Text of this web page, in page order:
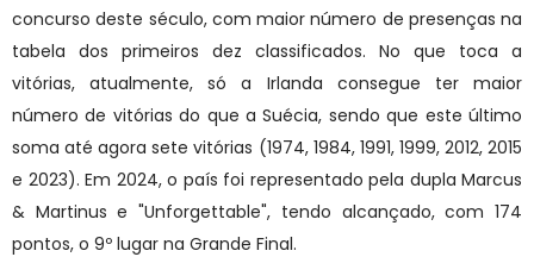
concurso deste século, com maior número de presenças na
tabela dos primeiros dez classificados. No que toca a
vitórias, atualmente, só a Irlanda consegue ter maior
número de vitórias do que a Suécia, sendo que este último
soma até agora sete vitórias (1974, 1984, 1991, 1999, 2012, 2015
e 2023). Em 2024, o país foi representado pela dupla Marcus
& Martinus e "Unforgettable", tendo alcançado, com 174
pontos, o 9º lugar na Grande Final.